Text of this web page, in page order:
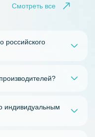
Смотреть все
российского
индивидуальным